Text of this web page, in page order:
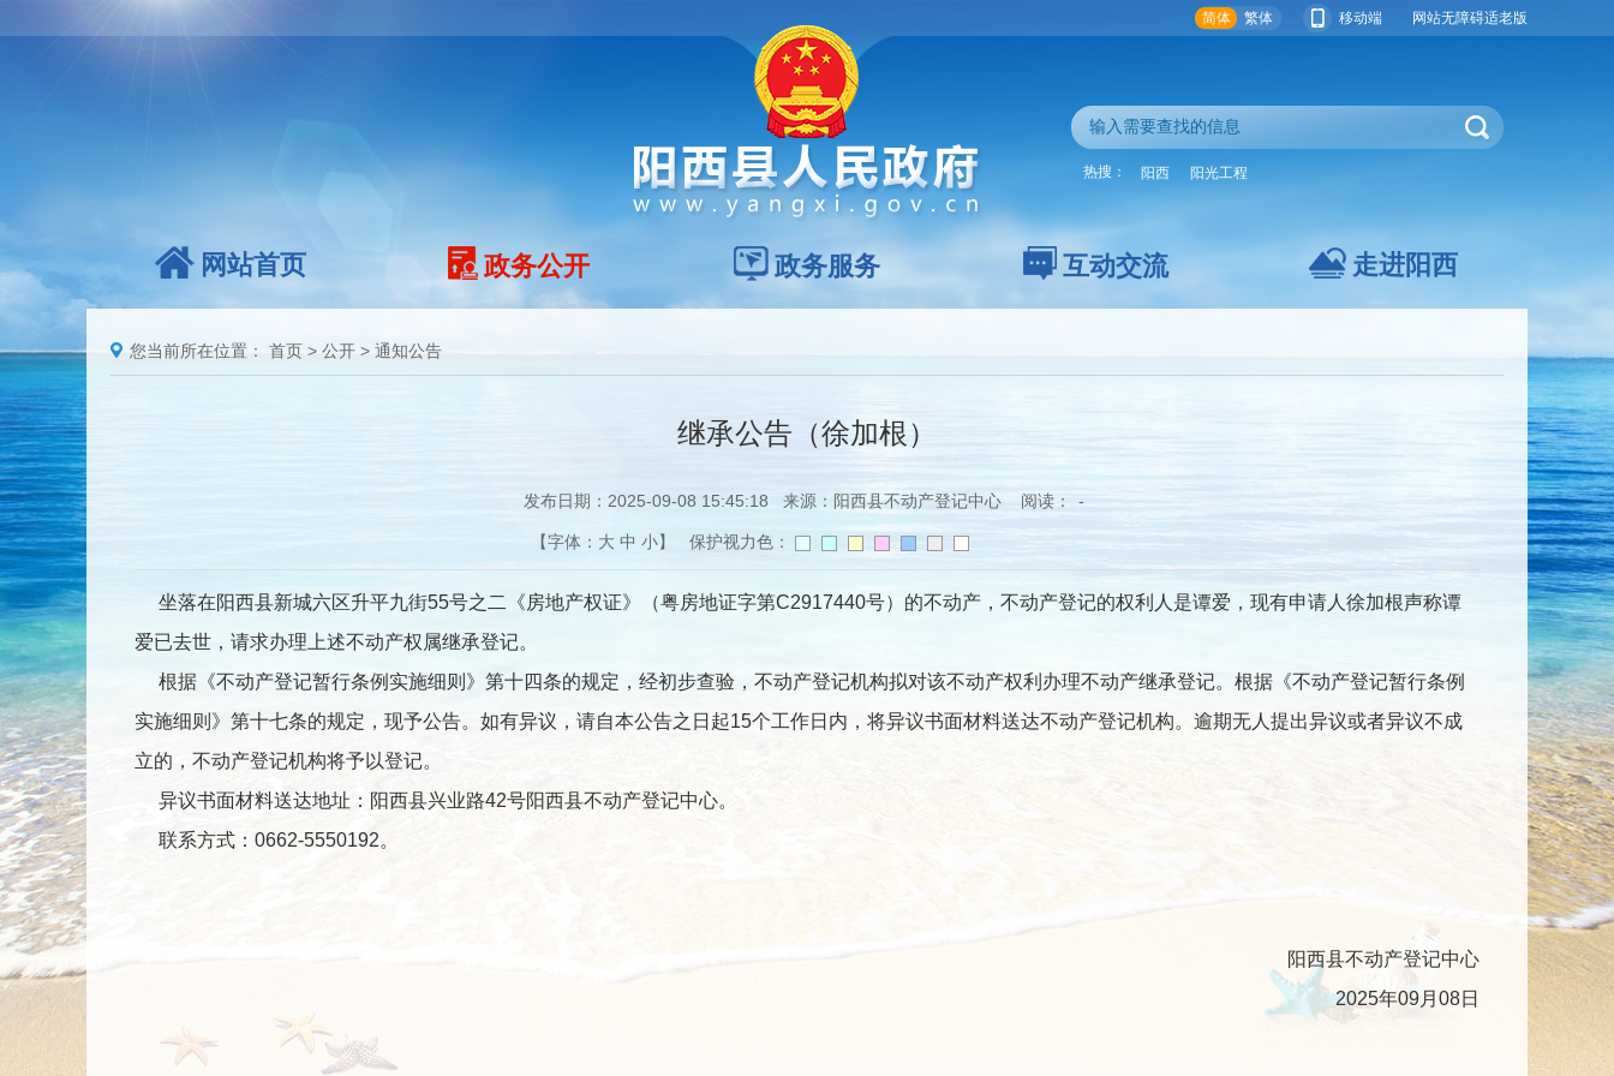
简体 繁体 移动端 网站无障碍适老版
热搜： 阳西 阳光工程
网站首页 政务公开 政务服务 互动交流 走进阳西
您当前所在位置： 首页 > 公开 > 通知公告
继承公告（徐加根）
发布日期：2025-09-08 15:45:18 来源：阳西县不动产登记中心 阅读： -
【字体： 大 中 小】 保护视力色：
坐落在阳西县新城六区升平九街55号之二《房地产权证》（粤房地证字第C2917440号）的不动产，不动产登记的权利人是谭爱，现有申请人徐加根声称谭
爱已去世，请求办理上述不动产权属继承登记。
根据《不动产登记暂行条例实施细则》第十四条的规定，经初步查验，不动产登记机构拟对该不动产权利办理不动产继承登记。根据《不动产登记暂行条例
实施细则》第十七条的规定，现予公告。如有异议，请自本公告之日起15个工作日内，将异议书面材料送达不动产登记机构。逾期无人提出异议或者异议不成
立的，不动产登记机构将予以登记。
异议书面材料送达地址：阳西县兴业路42号阳西县不动产登记中心。
联系方式：0662-5550192。
阳西县不动产登记中心
2025年09月08日